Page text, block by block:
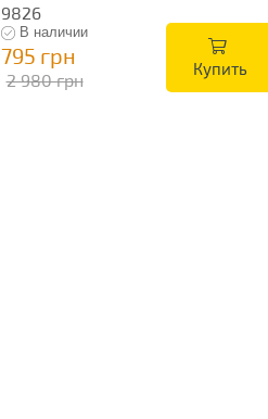
9826
В наличии
795 грн
2 980 грн
Купить